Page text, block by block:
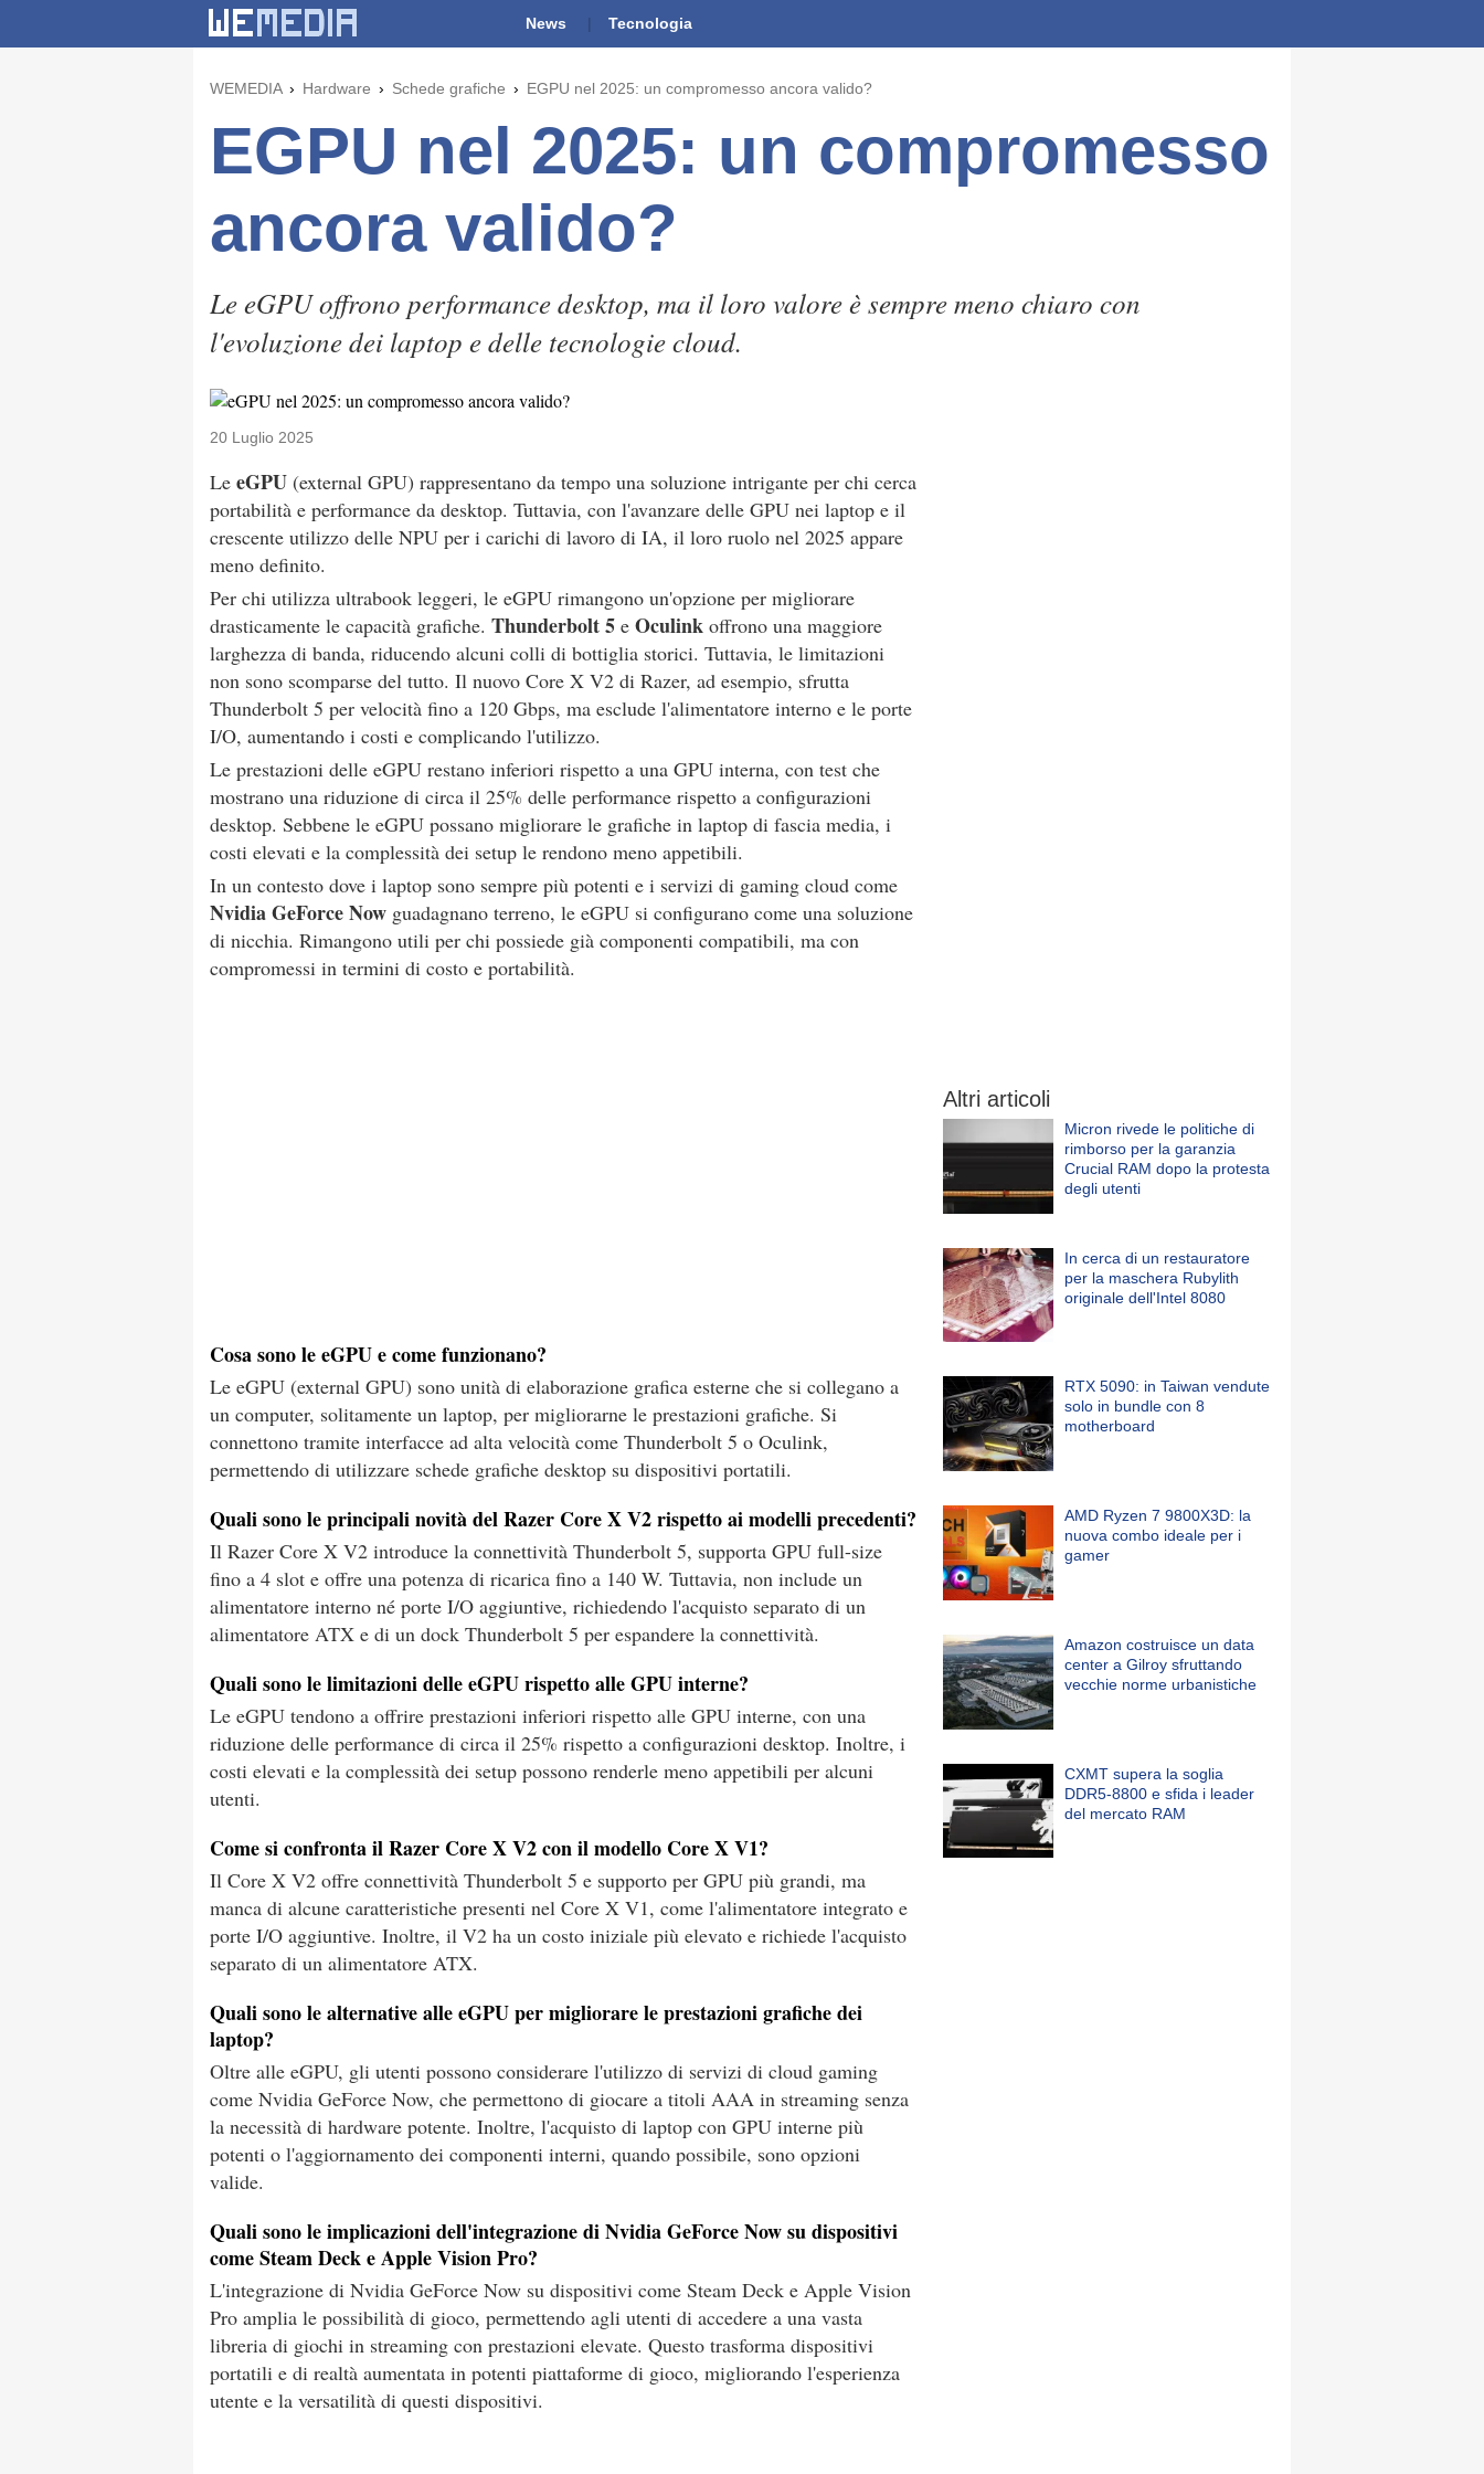
News Tecnologia
WEMEDIA Hardware Schede grafiche EGPU nel 2025: un compromesso ancora valido?
EGPU nel 2025: un compromesso
ancora valido?
Le eGPU offrono performance desktop, ma il loro valore è sempre meno chiaro con
l'evoluzione dei laptop e delle tecnologie cloud.
20 Luglio 2025
Le eGPU (external GPU) rappresentano da tempo una soluzione intrigante per chi cerca
portabilità e performance da desktop. Tuttavia, con l'avanzare delle GPU nei laptop e il
crescente utilizzo delle NPU per i carichi di lavoro di IA, il loro ruolo nel 2025 appare
meno definito.
Per chi utilizza ultrabook leggeri, le eGPU rimangono un'opzione per migliorare
drasticamente le capacità grafiche. Thunderbolt 5 e Oculink offrono una maggiore
larghezza di banda, riducendo alcuni colli di bottiglia storici. Tuttavia, le limitazioni
non sono scomparse del tutto. Il nuovo Core X V2 di Razer, ad esempio, sfrutta
Thunderbolt 5 per velocità fino a 120 Gbps, ma esclude l'alimentatore interno e le porte
I/O, aumentando i costi e complicando l'utilizzo.
Le prestazioni delle eGPU restano inferiori rispetto a una GPU interna, con test che
mostrano una riduzione di circa il 25% delle performance rispetto a configurazioni
desktop. Sebbene le eGPU possano migliorare le grafiche in laptop di fascia media, i
costi elevati e la complessità dei setup le rendono meno appetibili.
In un contesto dove i laptop sono sempre più potenti e i servizi di gaming cloud come
Nvidia GeForce Now guadagnano terreno, le eGPU si configurano come una soluzione
di nicchia. Rimangono utili per chi possiede già componenti compatibili, ma con
compromessi in termini di costo e portabilità.
Cosa sono le eGPU e come funzionano?
Le eGPU (external GPU) sono unità di elaborazione grafica esterne che si collegano a
un computer, solitamente un laptop, per migliorarne le prestazioni grafiche. Si
connettono tramite interfacce ad alta velocità come Thunderbolt 5 o Oculink,
permettendo di utilizzare schede grafiche desktop su dispositivi portatili.
Quali sono le principali novità del Razer Core X V2 rispetto ai modelli precedenti?
Il Razer Core X V2 introduce la connettività Thunderbolt 5, supporta GPU full-size
fino a 4 slot e offre una potenza di ricarica fino a 140 W. Tuttavia, non include un
alimentatore interno né porte I/O aggiuntive, richiedendo l'acquisto separato di un
alimentatore ATX e di un dock Thunderbolt 5 per espandere la connettività.
Quali sono le limitazioni delle eGPU rispetto alle GPU interne?
Le eGPU tendono a offrire prestazioni inferiori rispetto alle GPU interne, con una
riduzione delle performance di circa il 25% rispetto a configurazioni desktop. Inoltre, i
costi elevati e la complessità dei setup possono renderle meno appetibili per alcuni
utenti.
Come si confronta il Razer Core X V2 con il modello Core X V1?
Il Core X V2 offre connettività Thunderbolt 5 e supporto per GPU più grandi, ma
manca di alcune caratteristiche presenti nel Core X V1, come l'alimentatore integrato e
porte I/O aggiuntive. Inoltre, il V2 ha un costo iniziale più elevato e richiede l'acquisto
separato di un alimentatore ATX.
Quali sono le alternative alle eGPU per migliorare le prestazioni grafiche dei
laptop?
Oltre alle eGPU, gli utenti possono considerare l'utilizzo di servizi di cloud gaming
come Nvidia GeForce Now, che permettono di giocare a titoli AAA in streaming senza
la necessità di hardware potente. Inoltre, l'acquisto di laptop con GPU interne più
potenti o l'aggiornamento dei componenti interni, quando possibile, sono opzioni
valide.
Quali sono le implicazioni dell'integrazione di Nvidia GeForce Now su dispositivi
come Steam Deck e Apple Vision Pro?
L'integrazione di Nvidia GeForce Now su dispositivi come Steam Deck e Apple Vision
Pro amplia le possibilità di gioco, permettendo agli utenti di accedere a una vasta
libreria di giochi in streaming con prestazioni elevate. Questo trasforma dispositivi
portatili e di realtà aumentata in potenti piattaforme di gioco, migliorando l'esperienza
utente e la versatilità di questi dispositivi.
Altri articoli
Micron rivede le politiche di
rimborso per la garanzia
Crucial RAM dopo la protesta
degli utenti
In cerca di un restauratore
per la maschera Rubylith
originale dell'Intel 8080
RTX 5090: in Taiwan vendute
solo in bundle con 8
motherboard
AMD Ryzen 7 9800X3D: la
nuova combo ideale per i
gamer
Amazon costruisce un data
center a Gilroy sfruttando
vecchie norme urbanistiche
CXMT supera la soglia
DDR5-8800 e sfida i leader
del mercato RAM